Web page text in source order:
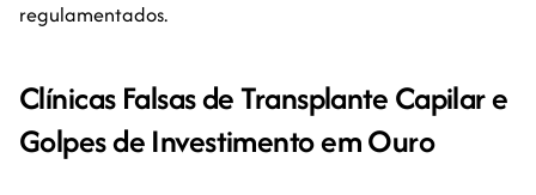
regulamentados.
Clínicas Falsas de Transplante Capilar e
Golpes de Investimento em Ouro